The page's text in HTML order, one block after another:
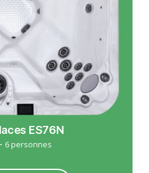
ES76N
- 6 personnes